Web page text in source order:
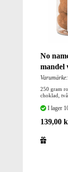
No
mandel
250 gram
choklad,
I lager
139,00